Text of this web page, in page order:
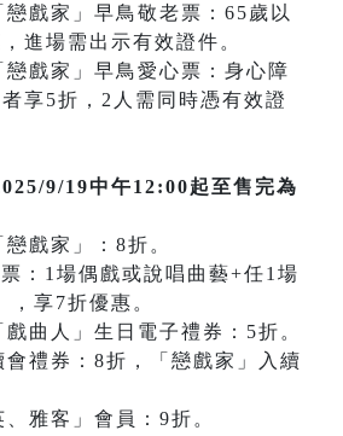
戲家」早鳥敬老票：65歲以
進場需出示有效證件。
戀戲家」早鳥愛心票：身心障
享5折，2人需同時憑有效證
9/19中午12:00起至售完為
戲家」：8折。
：1場偶戲或說唱曲藝+任1場
，享7折優惠。
曲人」生日電子禮券：5折。
會禮券：8折，「戀戲家」入續
雅客」會員：9折。